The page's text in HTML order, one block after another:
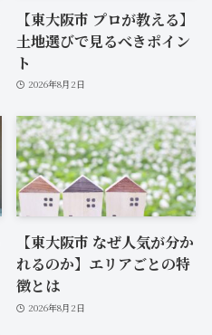
【東大阪市 プロが教える】
土地選びで見るべきポイン
ト
2026年8月2日
【東大阪市 なぜ人気が分か
れるのか】エリアごとの特
徴とは
2026年8月2日